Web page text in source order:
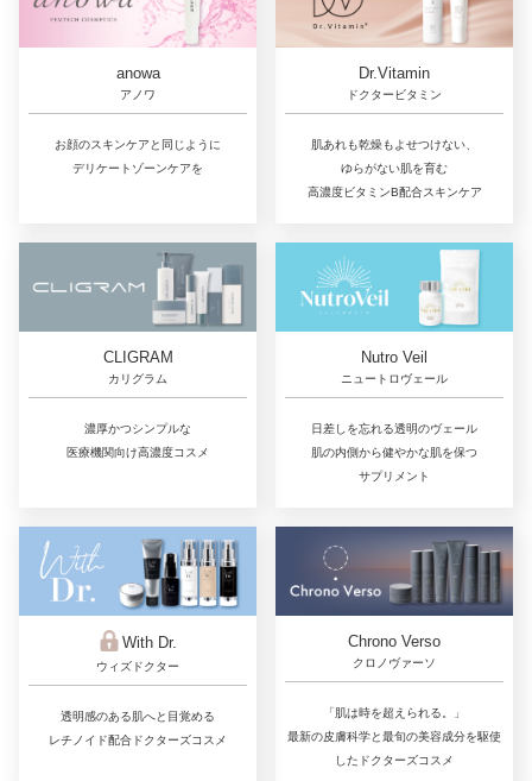
anowa
アノワ
お顔のスキンケアと同じように
デリケートゾーンケアを
Dr.Vitamin
ドクタービタミン
肌あれも乾燥もよせつけない、
ゆらがない肌を育む
高濃度ビタミンB配合スキンケア
CLIGRAM
カリグラム
濃厚かつシンプルな
医療機関向け高濃度コスメ
Nutro Veil
ニュートロヴェール
日差しを忘れる透明のヴェール
肌の内側から健やかな肌を保つ
サプリメント
With Dr.
ウィズドクター
透明感のある肌へと目覚める
レチノイド配合ドクターズコスメ
Chrono Verso
クロノヴァーソ
「肌は時を超えられる。」
最新の皮膚科学と最旬の美容成分を駆使
したドクターズコスメ